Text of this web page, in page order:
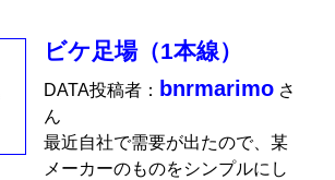
ビケ足場（1本線）
DATA投稿者： bnrmarimo さ
ん
最近自社で需要が出たので、某
メーカーのものをシンプルにし